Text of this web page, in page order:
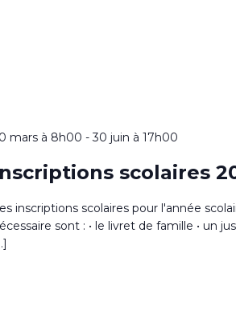
mars à 8h00 -30 juin à 17h00
scolaires
inscriptions scolaires pour l'année
sont : • le livret de famille • un